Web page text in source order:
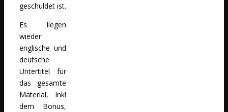
geschuldet ist.
Es liegen
wieder
englische und
deutsche
Untertitel für
das gesamte
Material, inkl
dem Bonus,